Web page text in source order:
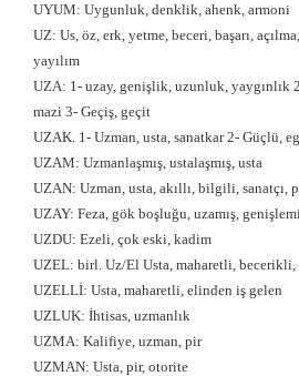
UYUM: Uygunluk, denklik, ahenk, armoni
UZ: Us, öz, erk, yetme, beceri, başarı,
yayılım
UZA: 1- uzay, genişlik, uzunluk, yaygınlık
mazi 3- Geçiş, geçit
UZAK. 1- Uzman, usta, sanatkar 2- Güçlü,
UZAM: Uzmanlaşmış, ustalaşmış, usta
UZAN: Uzman, usta, akıllı, bilgili, sanatçı,
UZAY: Feza, gök boşluğu, uzamış,
UZDU: Ezeli, çok eski, kadim
UZEL: birl. Uz/El Usta, maharetli, becerikli,
UZELLİ: Usta, maharetli, elinden iş gelen
UZLUK: İhtisas, uzmanlık
UZMA: Kalifiye, uzman, pir
UZMAN: Usta, pir, otorite